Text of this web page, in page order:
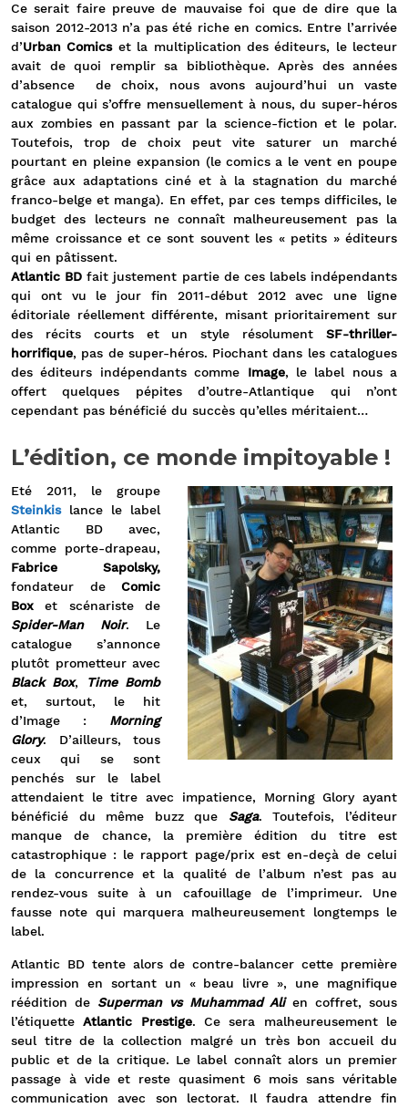
Ce serait faire preuve de mauvaise foi que de dire que la
saison 2012-2013 n’a pas été riche en comics. Entre l’arrivée
d’Urban Comicset la multiplication des éditeurs, le lecteur
avait de quoi remplir sa bibliothèque. Après des années
d’absence de choix, nous avons aujourd’hui un vaste
catalogue qui s’offre mensuellement à nous, du super-héros
aux zombies en passant par la science-fiction et le polar.
Toutefois, trop de choix peut vite saturer un marché
pourtant en pleine expansion (le comics a le vent en poupe
grâce aux adaptations ciné et à la stagnation du marché
franco-belge et manga). En effet, par ces temps difficiles, le
budget des lecteurs ne connaît malheureusement pas la
même croissance et ce sont souvent les « petits » éditeurs
qui en pâtissent.
Atlantic BD fait justement partie de ces labels indépendants
qui ont vu le jour fin 2011-début 2012 avec une ligne
éditoriale réellement différente, misant prioritairement sur
des récits courts et un style résolument SF-thriller-
horrifique, pas de super-héros. Piochant dans les catalogues
des éditeurs indépendants comme Image, le label nous a
offert quelques pépites d’outre-Atlantique qui n’ont
cependant pas bénéficié du succès qu’elles méritaient…
L’édition, ce monde impitoyable !
Eté 2011, le groupe
Steinkislance le label
Atlantic BD avec,
comme porte-drapeau,
Fabrice Sapolsky,
fondateur de Comic
Box et scénariste de
Spider-Man Noir. Le
catalogue s’annonce
plutôt prometteur avec
Black Box, Time Bomb
et, surtout, le hit
d’Image : Morning
Glory. D’ailleurs, tous
ceux qui se sont
penchés sur le label
attendaient le titre avec impatience, Morning Glory ayant
bénéficié du même buzz que Saga. Toutefois, l’éditeur
manque de chance, la première édition du titre est
catastrophique : le rapport page/prix est en-deçà de celui
de la concurrence et la qualité de l’album n’est pas au
rendez-vous suite à un cafouillage de l’imprimeur. Une
fausse note qui marquera malheureusement longtemps le
label.
Atlantic BD tente alors de contre-balancer cette première
impression en sortant un « beau livre », une magnifique
réédition de Superman vs Muhammad Alien coffret, sous
l’étiquetteAtlantic Prestige. Ce sera malheureusement le
seul titre de la collection malgré un très bon accueil du
public et de la critique. Le label connaît alors un premier
passage à vide et reste quasiment 6 mois sans véritable
communication avec son lectorat. Il faudra attendre fin